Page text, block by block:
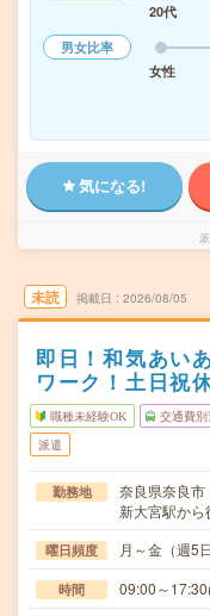
20代
男女比率
女性
気になる!
未読 掲載日 2026/08/05
即日！和気あい
ワーク！土日祝
職種未経験OK 交通費別
派遣
勤務地
奈良県奈良市
新大宮駅か
曜日頻度 月～金（週5
時間 09:00～